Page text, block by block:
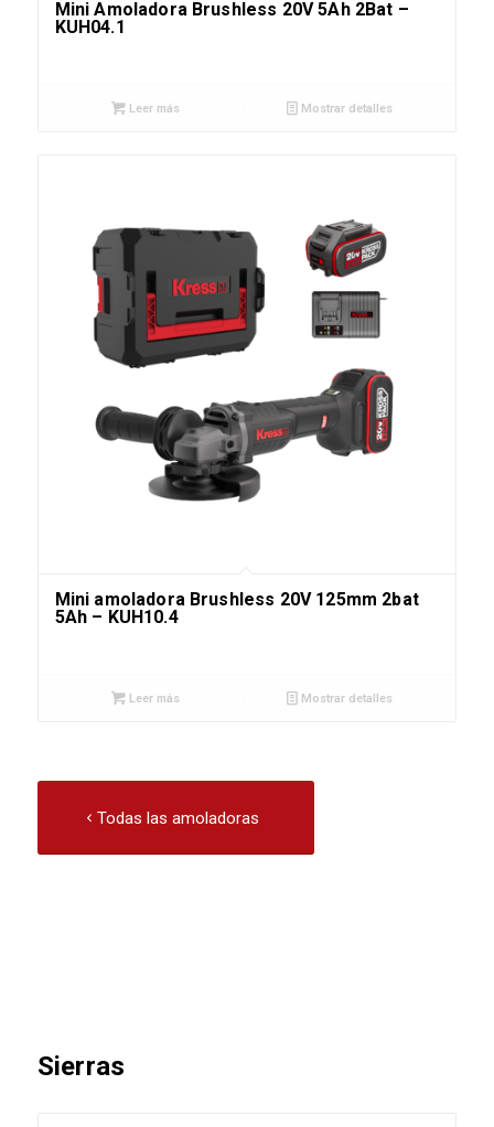
Mini Amoladora Brushless 20V 5Ah 2Bat –
KUH04.1
Leer más Mostrar detalles
Mini amoladora Brushless 20V 125mm 2bat
5Ah – KUH10.4
Leer más Mostrar detalles
Todas las amoladoras
Sierras